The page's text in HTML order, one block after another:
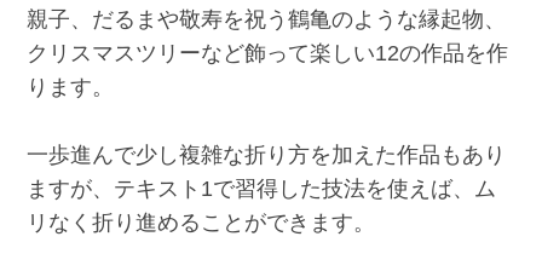
親子、だるまや敬寿を祝う鶴亀のような縁起物、
クリスマスツリーなど飾って楽しい12の作品を作
ります。
一歩進んで少し複雑な折り方を加えた作品もあり
ますが、テキスト1で習得した技法を使えば、ム
リなく折り進めることができます。